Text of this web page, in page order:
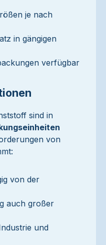
je nach
in gängigen
verfügbar
sind in
von
von der
auch großer
und